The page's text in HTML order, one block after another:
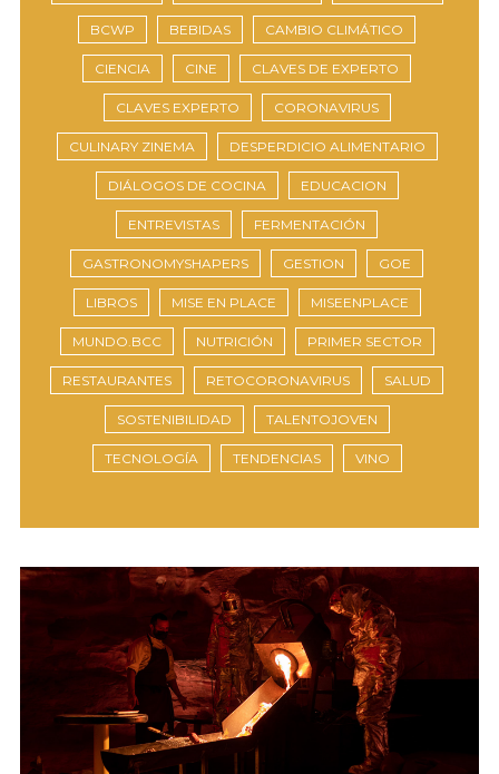
BCWP BEBIDAS CAMBIO CLIMÁTICO
CIENCIA CINE CLAVES DE EXPERTO
CLAVES EXPERTO CORONAVIRUS
CULINARY ZINEMA DESPERDICIO ALIMENTARIO
DIÁLOGOS DE COCINA EDUCACION
ENTREVISTAS FERMENTACIÓN
GASTRONOMYSHAPERS GESTION GOE
LIBROS MISE EN PLACE MISEENPLACE
MUNDO.BCC NUTRICIÓN PRIMER SECTOR
RESTAURANTES RETOCORONAVIRUS SALUD
SOSTENIBILIDAD TALENTOJOVEN
TECNOLOGÍA TENDENCIAS VINO